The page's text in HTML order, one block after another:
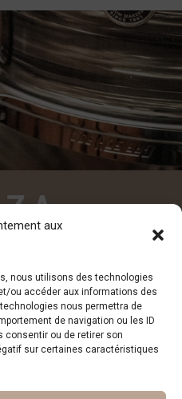
aux
nous utilisons des technologies
ou accéder aux informations des
nous permettra de
de navigation ou les ID
consentir ou de retirer son
sur certaines caractéristiques